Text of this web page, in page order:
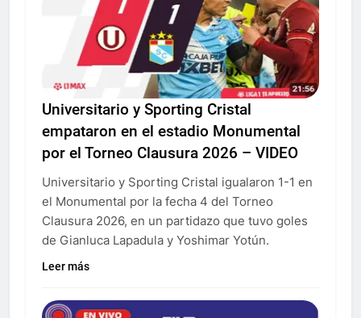
Universitario y Sporting Cristal
empataron en el estadio Monumental
por el Torneo Clausura 2026 – VIDEO
Universitario y Sporting Cristal igualaron 1-1 en
el Monumental por la fecha 4 del Torneo
Clausura 2026, en un partidazo que tuvo goles
de Gianluca Lapadula y Yoshimar Yotún.
Leer más